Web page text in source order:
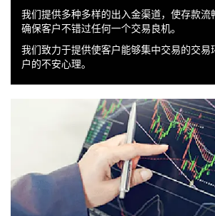
我们提供多种多样的出入金渠道，使存款流
确保客户不错过任何一个交易良机。
我们致力于提供使客户能够集中交易的交易
户的不安心理。